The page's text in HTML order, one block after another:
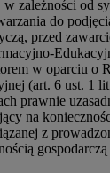
zależności od
do
przed
w oparciu o
(art. 6 ust. 1
prawnie
na
z